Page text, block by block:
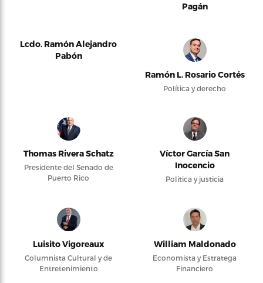
Pagán
Lcdo. Ramón Alejandro
Pabón
Ramón L. Rosario Cortés
Política y derecho
Thomas Rivera Schatz
Presidente del Senado de
Puerto Rico
Víctor García San
Inocencio
Política y justicia
Luisito Vigoreaux
Columnista Cultural y de
Entretenimiento
William Maldonado
Economista y Estratega
Financiero